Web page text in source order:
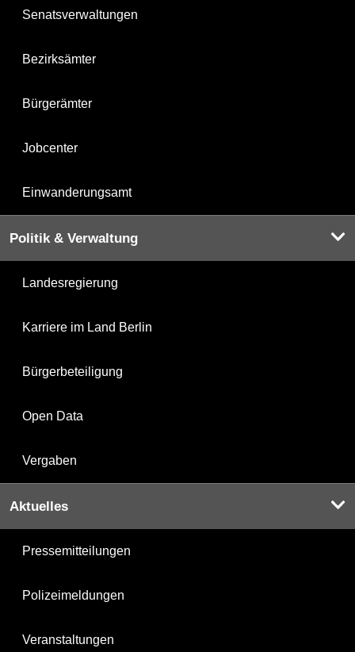
Senatsverwaltungen
Bezirksämter
Bürgerämter
Jobcenter
Einwanderungsamt
Politik & Verwaltung
Landesregierung
Karriere im Land Berlin
Bürgerbeteiligung
Open Data
Vergaben
Aktuelles
Pressemitteilungen
Polizeimeldungen
Veranstaltungen